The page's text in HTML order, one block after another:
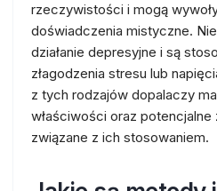
rzeczywistości i mogą
doświadczenia mistyczne.
działanie depresyjne i są
złagodzenia stresu lub
z tych rodzajów dopalaczy
właściwości oraz
związane z ich stosowaniem.